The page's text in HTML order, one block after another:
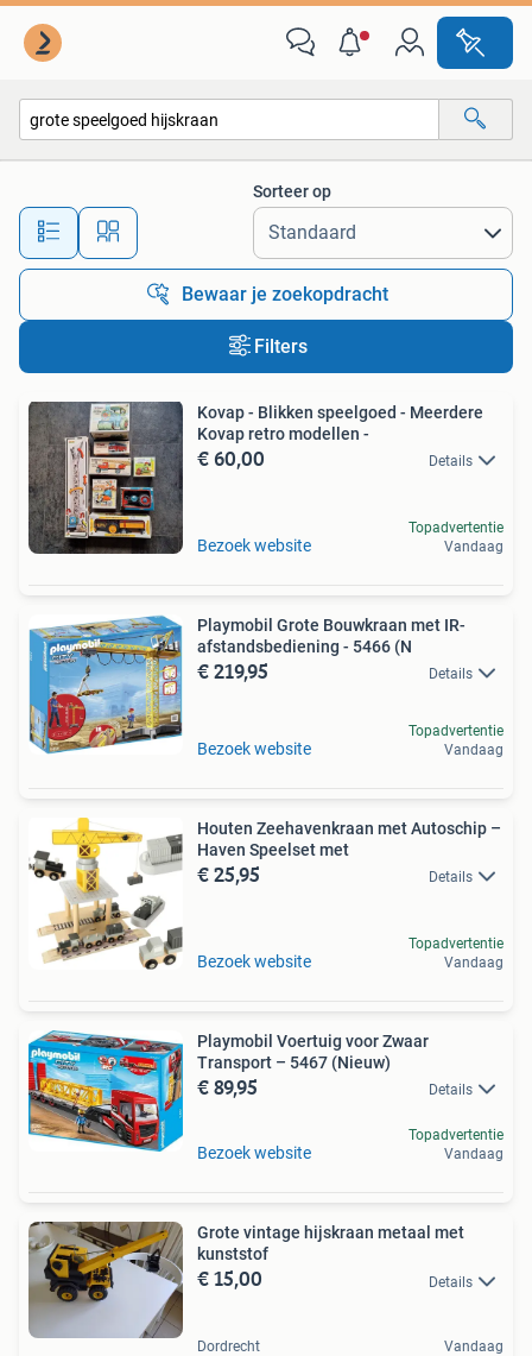
Alle afstanden…
Sorteer op
Bewaar je zoekopdracht
Filters
Kovap - Blikken speelgoed - Meerdere
Kovap retro modellen -
€ 60,00 Details
Bezoek website
Topadvertentie
Vandaag
Playmobil Grote Bouwkraan met IR-
afstandsbediening - 5466 (N
€ 219,95 Details
Bezoek website
Topadvertentie
Vandaag
Houten Zeehavenkraan met Autoschip –
Haven Speelset met
€ 25,95 Details
Bezoek website
Topadvertentie
Vandaag
Playmobil Voertuig voor Zwaar
Transport – 5467 (Nieuw)
€ 89,95 Details
Bezoek website
Topadvertentie
Vandaag
Grote vintage hijskraan metaal met
kunststof
€ 15,00 Details
Dordrecht Vandaag